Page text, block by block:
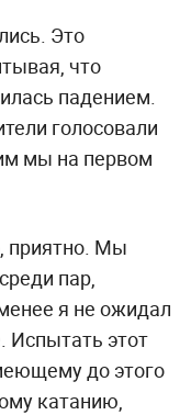
Это
что
падением.
голосовали
мы на первом
приятно. Мы
пар,
я не ожидал
Испытать этот
до этого
катанию,